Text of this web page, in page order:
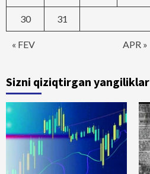
« FEV APR »
30 31
Sizni qiziqtirgan yangiliklar